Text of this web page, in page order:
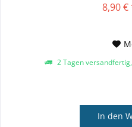
8,90 €
2 Tagen
In den